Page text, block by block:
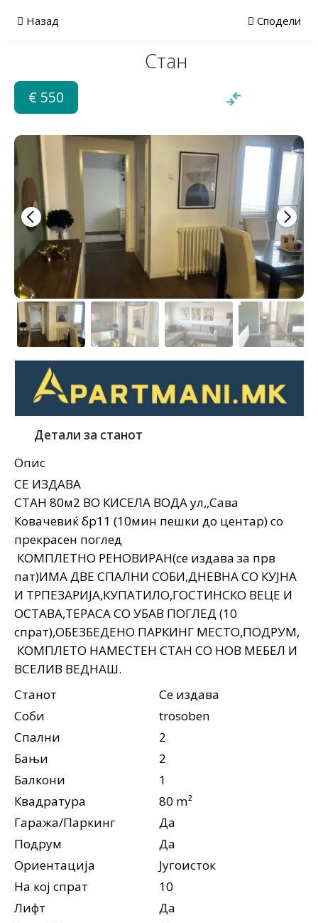
Назад Сподели
Стан
€ 550
Детали за станот
Опис
СЕ ИЗДАВА
СТАН 80м2 ВО КИСЕЛА ВОДА ул,,Сава
Ковачевиќ бр11 (10мин пешки до центар) со
прекрасен поглед
КОМПЛЕТНО РЕНОВИРАН(се издава за прв
пат)ИМА ДВЕ СПАЛНИ СОБИ,ДНЕВНА СО КУЈНА
И ТРПЕЗАРИЈА,КУПАТИЛО,ГОСТИНСКО ВЕЦЕ И
ОСТАВА,ТЕРАСА СО УБАВ ПОГЛЕД (10
спрат),ОБЕЗБЕДЕНО ПАРКИНГ МЕСТО,ПОДРУМ,
КОМПЛЕТО НАМЕСТЕН СТАН СО НОВ МЕБЕЛ И
ВСЕЛИВ ВЕДНАШ.
Станот
Се издава
Соби
trosoben
Спални
2
Бањи
2
Балкони
1
Квадратура
80 m²
Гаража/Паркинг
Да
Подрум
Да
Ориентација
Југоисток
На кој спрат
10
Лифт
Да